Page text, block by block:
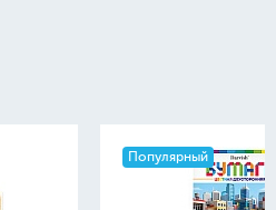
Популярный